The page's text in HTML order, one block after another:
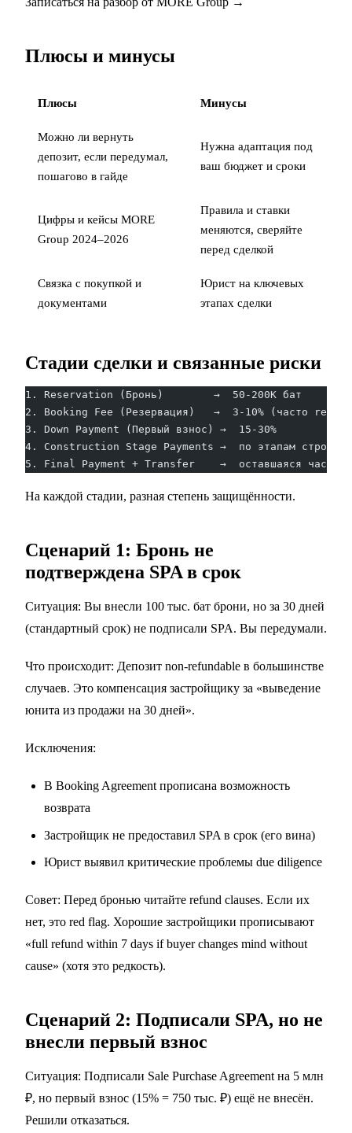
Плюсы и минусы
Плюсы Минусы
Можно ли вернуть
депозит, если передумал,
пошагово в гайде
Нужна адаптация под
ваш бюджет и сроки
Цифры и кейсы MORE
Group 2024–2026
Правила и ставки
меняются, сверяйте
перед сделкой
Связка с покупкой и
документами
Юрист на ключевых
этапах сделки
Стадии сделки и связанные риски
1. Reservation (Бронь)        →  50-200К бат
2. Booking Fee (Резервация)   →  3-10% (часто
3. Down Payment (Первый взнос) →  15-30%
4. Construction Stage Payments →  по этапам стройки
5. Final Payment + Transfer    →  оставшаяся часть
На каждой стадии, разная степень защищённости.
Сценарий 1: Бронь не
подтверждена SPA в срок
Ситуация: Вы внесли 100 тыс. бат брони, но за 30 дней
(стандартный срок) не подписали SPA. Вы передумали.
Что происходит: Депозит non-refundable в большинстве
случаев. Это компенсация застройщику за «выведение
юнита из продажи на 30 дней».
Исключения:
В Booking Agreement прописана возможность
возврата
Застройщик не предоставил SPA в срок (его вина)
Юрист выявил критические проблемы due diligence
Совет: Перед бронью читайте refund clauses. Если их
нет, это red flag. Хорошие застройщики прописывают
«full refund within 7 days if buyer changes mind without
cause» (хотя это редкость).
Сценарий 2: Подписали SPA, но не
внесли первый взнос
Ситуация: Подписали Sale Purchase Agreement на 5 млн
₽, но первый взнос (15% = 750 тыс. ₽) ещё не внесён.
Решили отказаться.